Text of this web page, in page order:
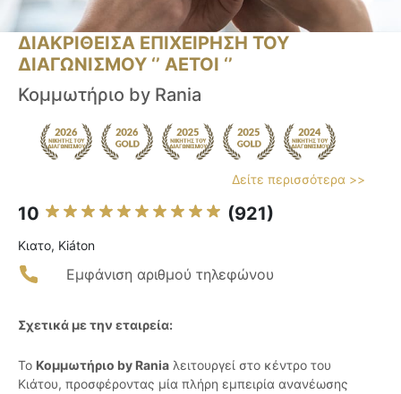
ΔΙΑΚΡΙΘΕΙΣΑ ΕΠΙΧΕΙΡΗΣΗ ΤΟΥ
ΔΙΑΓΩΝΙΣΜΟΥ ‘’ ΑΕΤΟΙ ‘’
Κομμωτήριο by Rania
Δείτε περισσότερα >>
10 (921)
Κιατο, Kiáton
Εμφάνιση αριθμού τηλεφώνου
Σχετικά με την εταιρεία:
Το Κομμωτήριο by Rania λειτουργεί στο κέντρο του
Κιάτου, προσφέροντας μία πλήρη εμπειρία ανανέωσης